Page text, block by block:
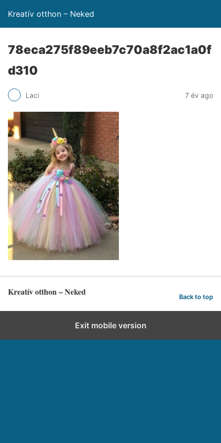
Kreatív otthon – Neked
78eca275f89eeb7c70a8f2ac1a0f
d310
Laci 7 év ago
Kreatív otthon – Neked Back to top
Exit mobile version